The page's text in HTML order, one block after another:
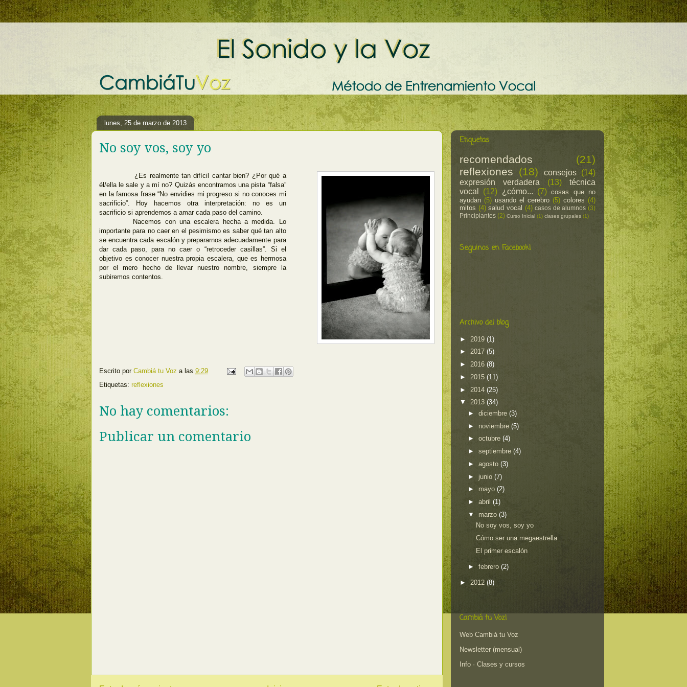
lunes, 25 de marzo de 2013
No soy vos, soy yo
¿Es realmente tan difícil cantar bien? ¿Por qué a
él/ella le sale y a mí no? Quizás encontramos una pista “falsa”
en la famosa frase “No envidies mi progreso si no conoces mi
sacrificio”. Hoy hacemos otra interpretación: no es un
sacrificio si aprendemos a amar cada paso del camino.
Nacemos con una escalera hecha a medida. Lo
importante para no caer en el pesimismo es saber qué tan alto
se encuentra cada escalón y prepararnos adecuadamente para
dar cada paso, para no caer o “retroceder casillas”. Si el
objetivo es conocer nuestra propia escalera, que es hermosa
por el mero hecho de llevar nuestro nombre, siempre la
subiremos contentos.
Escrito por Cambiá tu Voz a las 9:29
Etiquetas: reflexiones
No hay comentarios:
Publicar un comentario
Etiquetas
recomendados
(21)
reflexiones (18) consejos (14)
expresión verdadera
(13)
técnica
vocal
(12) ¿cómo... (7) cosas que no
ayudan (5) usando el cerebro (5) colores (4)
mitos (4) salud vocal (4) casos de alumnos (3)
Principiantes (2) Curso Inicial (1) clases grupales (1)
Seguinos en Facebook!
Archivo del blog
► 2019 (1)
► 2017 (5)
► 2016 (8)
► 2015 (11)
► 2014 (25)
▼ 2013 (34)
► diciembre (3)
► noviembre (5)
► octubre (4)
► septiembre (4)
► agosto (3)
► junio (7)
► mayo (2)
► abril (1)
▼ marzo (3)
No soy vos, soy yo
Cómo ser una megaestrella
El primer escalón
► febrero (2)
► 2012 (8)
Cambiá tu Voz!
Web Cambiá tu Voz
Newsletter (mensual)
Info · Clases y cursos